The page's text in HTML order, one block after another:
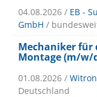
04.08.2026 / EB -
GmbH /
Mechaniker für
Montage (m/w/
01.08.2026 /
Deutschland